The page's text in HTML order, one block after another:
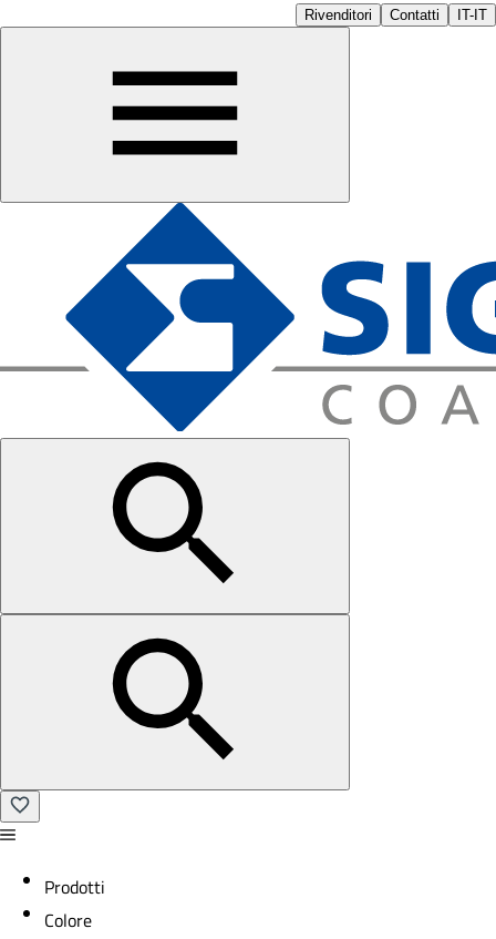
Rivenditori Contatti IT-IT
Prodotti
Colore